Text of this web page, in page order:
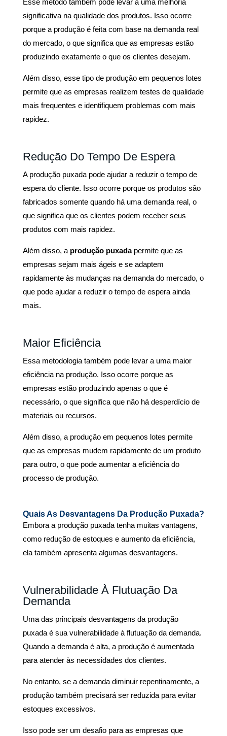
significativa na qualidade dos produtos. Isso ocorre
porque a produção é feita com base na demanda real
do mercado, o que significa que as empresas estão
produzindo exatamente o que os clientes desejam.
Além disso, esse tipo de produção em pequenos lotes
permite que as empresas realizem testes de qualidade
mais frequentes e identifiquem problemas com mais
rapidez.
Redução Do Tempo De Espera
A produção puxada pode ajudar a reduzir o tempo de
espera do cliente. Isso ocorre porque os produtos são
fabricados somente quando há uma demanda real, o
que significa que os clientes podem receber seus
produtos com mais rapidez.
Além disso, aprodução puxadapermite que as
empresas sejam mais ágeis e se adaptem
rapidamente às mudanças na demanda do mercado, o
que pode ajudar a reduzir o tempo de espera ainda
mais.
Maior Eficiência
Essa metodologia também pode levar a uma maior
eficiência na produção. Isso ocorre porque as
empresas estão produzindo apenas o que é
necessário, o que significa que não há desperdício de
materiais ou recursos.
Além disso, a produção em pequenos lotes permite
que as empresas mudem rapidamente de um produto
para outro, o que pode aumentar a eficiência do
processo de produção.
Quais As Desvantagens Da Produção Puxada?
Embora a produção puxada tenha muitas vantagens,
como redução de estoques e aumento da eficiência,
ela também apresenta algumas desvantagens.
Vulnerabilidade À Flutuação Da
Demanda
Uma das principais desvantagens da produção
puxada é sua vulnerabilidade à flutuação da demanda.
Quando a demanda é alta, a produção é aumentada
para atender às necessidades dos clientes.
No entanto, se a demanda diminuir repentinamente, a
produção também precisará ser reduzida para evitar
estoques excessivos.
Isso pode ser um desafio para as empresas que